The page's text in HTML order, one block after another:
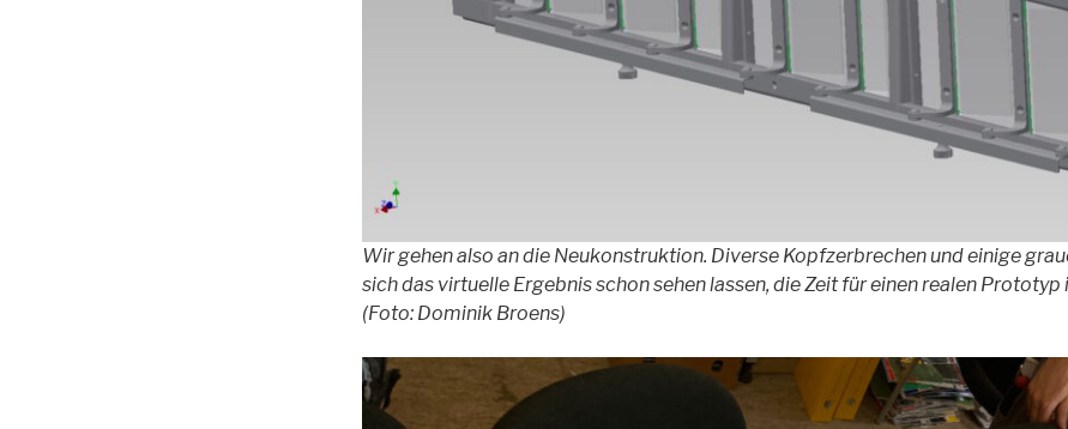
Wir gehen also an die Neukonstruktion. Diverse Kopfzerbrechen und einige
sich das virtuelle Ergebnis schon sehen lassen, die Zeit für einen realen
(Foto: Dominik Broens)